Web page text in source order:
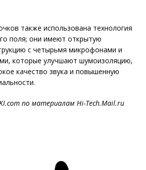
также использована технология
поля; они имеют открытую
с четырьмя микрофонами и
которые улучшают шумоизоляцию,
качество звука и повышенную
по материалам Hi-Tech.Mail.ru